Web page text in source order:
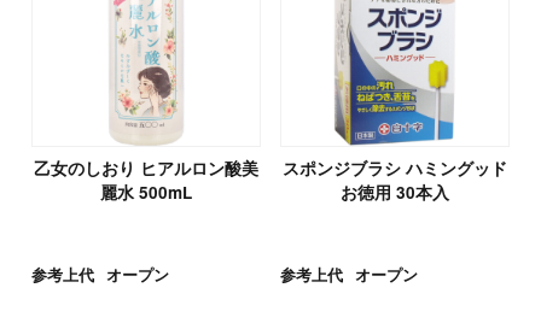
乙女のしおり ヒアルロン酸美
麗水 500mL
参考上代 オープン
スポンジブラシ ハミングッド
お徳用 30本入
参考上代 オープン